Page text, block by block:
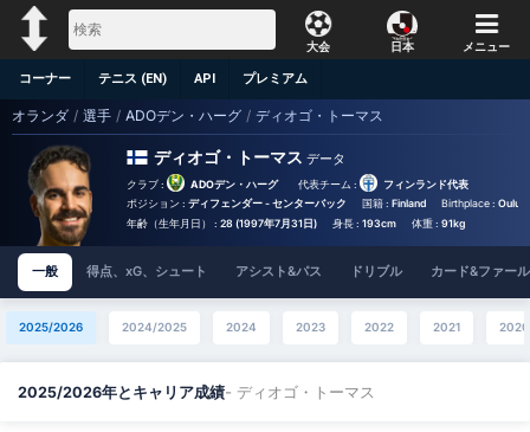
大会 日本 メニュー
コーナー テニス (EN) API プレミアム
オランダ / 選手 / ADOデン・ハーグ / ディオゴ・トーマス
ディオゴ・トーマス データ
クラブ : ADOデン・ハーグ 代表チーム :
フィンランド代表
ポジション : ディフェンダー - センターバック 国籍 : Finland Birthplace : Oulu -
年齢（生年月日） : 28 (1997年7月31日) 身長 : 193cm 体重 : 91kg
一般 得点、xG、シュート アシスト&パス ドリブル カード&ファール
2025/2026 2024/2025 2024 2023 2022 2021 2020
2025/2026年とキャリア成績- ディオゴ・トーマス